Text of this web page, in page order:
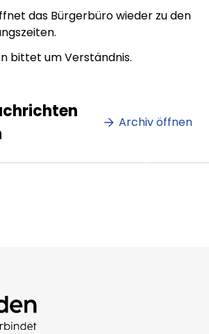
das Bürgerbüro wieder zu den
bittet um Verständnis.
Archiv öffnen
Lorem ipsum